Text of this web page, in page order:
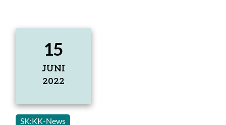
15
JUNI
2022
Juni
2022
SK:KK-News